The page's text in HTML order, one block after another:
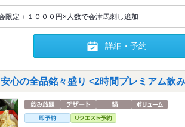
限定＋１０００円×人数で会津馬刺し追加
詳細・予約
安心の全品銘々盛り <2時間プレミアム飲